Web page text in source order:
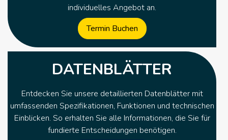
individuelles Angebot an.
Termin Buchen
DATENBLÄTTER
Entdecken Sie unsere detaillierten Datenblätter mit
umfassenden Spezifikationen, Funktionen und technischen
Einblicken. So erhalten Sie alle Informationen, die Sie für
fundierte Entscheidungen benötigen.